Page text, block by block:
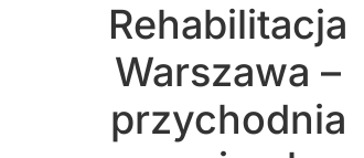
Rehabilitacja
Warszawa –
przychodnia